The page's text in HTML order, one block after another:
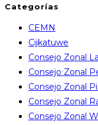
Categorías
CEMN
Cijkatuwe
Consejo Zonal
Consejo Zonal
Consejo Zonal
Consejo Zonal
Consejo Zonal